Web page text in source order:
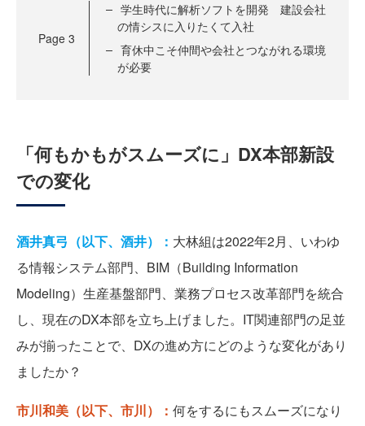
Page 3
学生時代に解析ソフトを開発 建設会社
の情シスに入りたくて入社
育休中こそ仲間や会社とつながれる環境
が必要
「何もかもがスムーズに」DX本部新設
での変化
酒井真弓（以下、酒井）： 大林組は2022年2月、いわゆ
る情報システム部門、BIM（Building Information
Modeling）生産基盤部門、業務プロセス改革部門を統合
し、現在のDX本部を立ち上げました。IT関連部門の足並
みが揃ったことで、DXの進め方にどのような変化があり
ましたか？
市川和美（以下、市川）： 何をするにもスムーズになり